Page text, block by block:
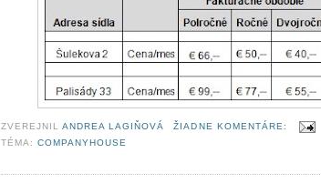
ZVEREJNILANDREA LAGIŇOVÁ
ŽIADNE KOMENTÁRE:
TÉMA:COMPANYHOUSE